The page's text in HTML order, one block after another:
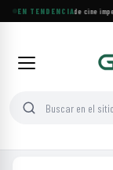
EN TENDENCIA
Cuatro festivales de cine